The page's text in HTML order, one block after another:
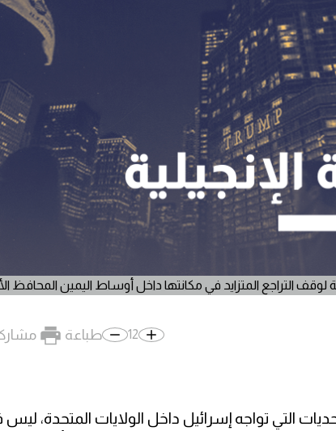
التراجع المتزايد في مكانتها داخل أوساط اليمين المحافظ
12 طباعة
التي تواجه إسرائيل داخل الولايات المتحدة،